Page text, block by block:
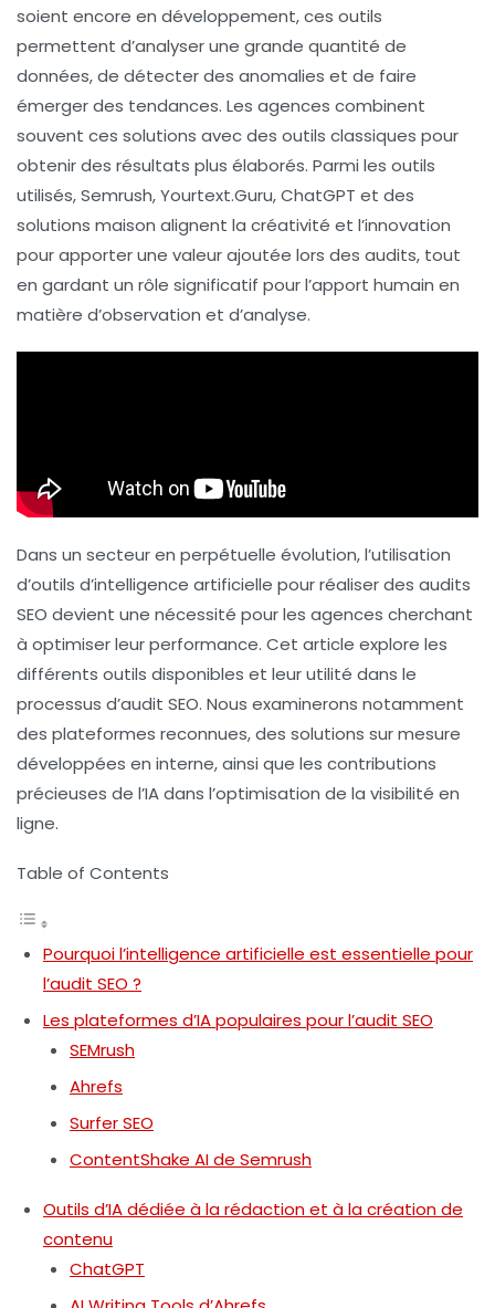
soient encore en développement, ces outils
permettent d’analyser une grande quantité de
données, de détecter des anomalies et de faire
émerger des tendances. Les agences combinent
souvent ces solutions avec des outils classiques pour
obtenir des résultats plus élaborés. Parmi les outils
utilisés, Semrush, Yourtext.Guru, ChatGPT et des
solutions maison alignent la créativité et l’innovation
pour apporter une valeur ajoutée lors des audits, tout
en gardant un rôle significatif pour l’apport humain en
matière d’observation et d’analyse.
Dans un secteur en perpétuelle évolution, l’utilisation
d’outils d’intelligence artificielle pour réaliser des audits
SEO devient une nécessité pour les agences cherchant
à optimiser leur performance. Cet article explore les
différents outils disponibles et leur utilité dans le
processus d’audit SEO. Nous examinerons notamment
des plateformes reconnues, des solutions sur mesure
développées en interne, ainsi que les contributions
précieuses de l’IA dans l’optimisation de la visibilité en
ligne.
Table of Contents
Pourquoi l’intelligence artificielle est essentielle pour
l’audit SEO ?
Les plateformes d’IA populaires pour l’audit SEO
SEMrush
Ahrefs
Surfer SEO
ContentShake AI de Semrush
Outils d’IA dédiée à la rédaction et à la création de
contenu
ChatGPT